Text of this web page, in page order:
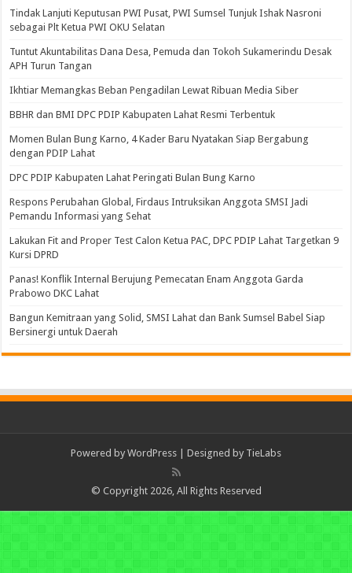
Tindak Lanjuti Keputusan PWI Pusat, PWI Sumsel Tunjuk Ishak Nasroni
sebagai Plt Ketua PWI OKU Selatan
Tuntut Akuntabilitas Dana Desa, Pemuda dan Tokoh Sukamerindu Desak
APH Turun Tangan
Ikhtiar Memangkas Beban Pengadilan Lewat Ribuan Media Siber
BBHR dan BMI DPC PDIP Kabupaten Lahat Resmi Terbentuk
Momen Bulan Bung Karno, 4 Kader Baru Nyatakan Siap Bergabung
dengan PDIP Lahat
DPC PDIP Kabupaten Lahat Peringati Bulan Bung Karno
Respons Perubahan Global, Firdaus Intruksikan Anggota SMSI Jadi
Pemandu Informasi yang Sehat
Lakukan Fit and Proper Test Calon Ketua PAC, DPC PDIP Lahat Targetkan 9
Kursi DPRD
Panas! Konflik Internal Berujung Pemecatan Enam Anggota Garda
Prabowo DKC Lahat
Bangun Kemitraan yang Solid, SMSI Lahat dan Bank Sumsel Babel Siap
Bersinergi untuk Daerah
Powered by WordPress | Designed by TieLabs
© Copyright 2026, All Rights Reserved